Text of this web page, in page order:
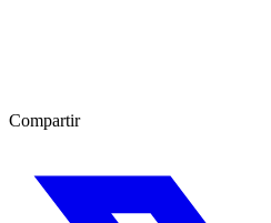
Compartir